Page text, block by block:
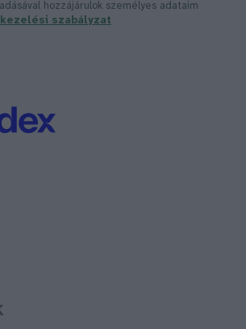
hozzájárulok személyes adataim
szabályzat